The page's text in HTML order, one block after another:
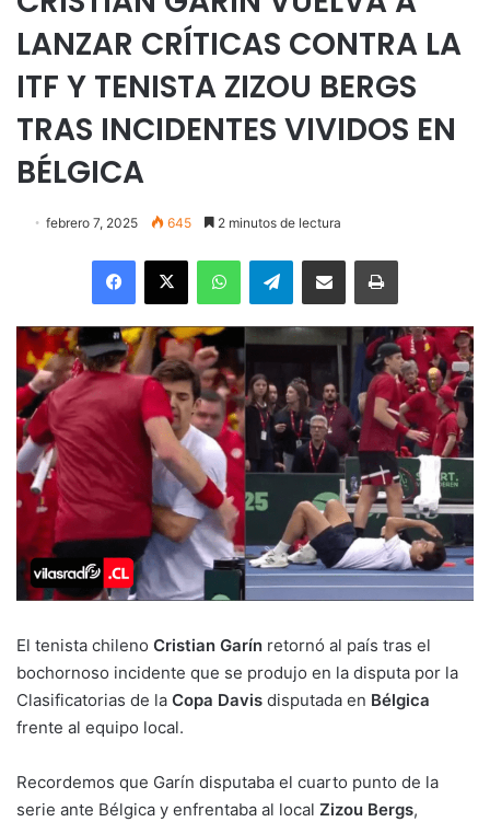
LANZAR CRÍTICAS CONTRA LA
ITF Y TENISTA ZIZOU BERGS
TRAS INCIDENTES VIVIDOS EN
BÉLGICA
febrero 7, 2025 645 2 minutos de lectura
Facebook
X WhatsAppTelegramEnviar vía email Imprimir
El tenista chileno Cristian Garín retornó al país tras el
bochornoso incidente que se produjo en la disputa por la
Clasificatorias de la Copa Davis disputada en Bélgica
frente al equipo local.
Recordemos que Garín disputaba el cuarto punto de la
serie ante Bélgica y enfrentaba al local Zizou Bergs,